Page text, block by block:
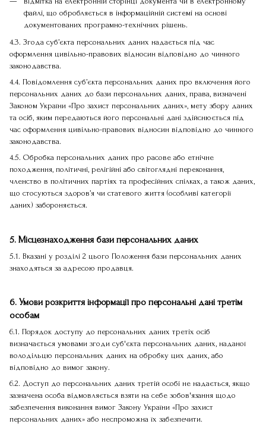
файлі, що обробляється в інформаційній системі на основі
документованих програмно-технічних рішень.
4.3. Згода суб’єкта персональних даних надається під час
оформлення цивільно-правових відносин відповідно до чинного
законодавства.
4.4. Повідомлення суб’єкта персональних даних про включення його
персональних даних до бази персональних даних, права, визначені
Законом України «Про захист персональних даних», мету збору даних
та осіб, яким передаються його персональні дані здійснюється під
час оформлення цивільно-правових відносин відповідно до чинного
законодавства.
4.5. Обробка персональних даних про расове або етнічне
походження, політичні, релігійні або світоглядні переконання,
членство в політичних партіях та професійних спілках, а також даних,
що стосуються здоров’я чи статевого життя (особливі категорії
даних) забороняється.
5. Місцезнаходження бази персональних даних
5.1. Вказані у розділі 2 цього Положення бази персональних даних
знаходяться за адресою продавця.
6. Умови розкриття інформації про персональні дані третім
особам
6.1. Порядок доступу до персональних даних третіх осіб
визначається умовами згоди суб'єкта персональних даних, наданої
володільцю персональних даних на обробку цих даних, або
відповідно до вимог закону.
6.2. Доступ до персональних даних третій особі не надається, якщо
зазначена особа відмовляється взяти на себе зобов'язання щодо
забезпечення виконання вимог Закону України «Про захист
персональних даних» або неспроможна їх забезпечити.